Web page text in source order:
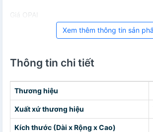
Giá OPAI
Xem thêm thông tin sản
Thông tin chi tiết
Thương hiệu
Xuất xứ thương hiệu
Kích thước (Dài x Rộng x Cao)